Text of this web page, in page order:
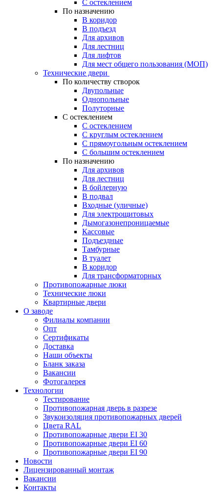
С остеклением
По назначению
В коридор
В подъезд
Для архивов
Для лестниц
Для лифтов
Для мест общего пользования (МОП)
Технические двери
По количеству створок
Двупольные
Однопольные
Полуторные
С остеклением
С остеклением
С круглым остеклением
С прямоугольным остеклением
С большим остеклением
По назначению
Для архивов
Для лестниц
В бойлерную
В подвал
Входные (уличные)
Для электрощитовых
Дымогазонепроницаемые
Кассовые
Подъездные
Тамбурные
В туалет
В коридор
Для трансформаторных
Противопожарные люки
Технические люки
Квартирные двери
О заводе
Филиалы компании
Опт
Сертификаты
Доставка
Наши объекты
Бланк заказа
Вакансии
Фотогалерея
Технологии
Тестирование
Противопожарная дверь в разрезе
Звукоизоляция противопожарных дверей
Цвета RAL
Противопожарные двери EI 30
Противопожарные двери EI 60
Противопожарные двери EI 90
Новости
Лицензированный монтаж
Вакансии
Контакты